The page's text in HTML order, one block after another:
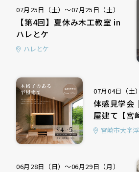
07月25日（土）〜07月25日（土）
【第4回】夏休み木工教室 in
ハレとケ
ハレとケ
07月04日（土
体感見学会
屋建て【宮
宮崎市大字
06月28日（日）〜06月29日（月）